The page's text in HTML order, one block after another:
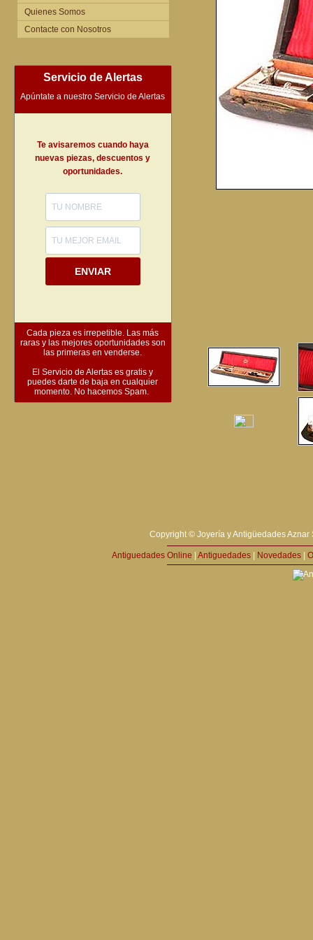
Quienes Somos
Contacte con Nosotros
Servicio de Alertas
Apúntate a nuestro Servicio de Alertas
Te avisaremos cuando haya
nuevas piezas, descuentos y
oportunidades.
ENVIAR
Cada pieza es irrepetible. Las más
raras y las mejores oportunidades son
las primeras en venderse.
El Servicio de Alertas es gratis y
puedes darte de baja en cualquier
momento. No hacemos Spam.
Copyright © Joyería y Antigüedades
Antiguedades Online Antiguedades Novedades